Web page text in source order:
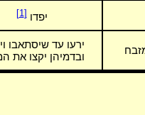
יפדו[1]
ירעו עד שיסתאבו
ובדמיהן יקצו את